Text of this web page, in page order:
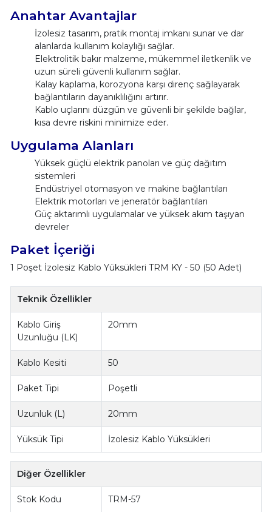
Anahtar Avantajlar
İzolesiz tasarım, pratik montaj imkanı sunar ve dar
alanlarda kullanım kolaylığı sağlar.
Elektrolitik bakır malzeme, mükemmel iletkenlik ve
uzun süreli güvenli kullanım sağlar.
Kalay kaplama, korozyona karşı direnç sağlayarak
bağlantıların dayanıklılığını artırır.
Kablo uçlarını düzgün ve güvenli bir şekilde bağlar,
kısa devre riskini minimize eder.
Uygulama Alanları
Yüksek güçlü elektrik panoları ve güç dağıtım
sistemleri
Endüstriyel otomasyon ve makine bağlantıları
Elektrik motorları ve jeneratör bağlantıları
Güç aktarımlı uygulamalar ve yüksek akım taşıyan
devreler
Paket İçeriği
1 Poşet İzolesiz Kablo Yüksükleri TRM KY - 50 (50 Adet)
Teknik Özellikler
Kablo Giriş
Uzunluğu (LK)
20mm
Kablo Kesiti 50
Paket Tipi Poşetli
Uzunluk (L) 20mm
Yüksük Tipi İzolesiz Kablo Yüksükleri
Diğer Özellikler
Stok Kodu TRM-57